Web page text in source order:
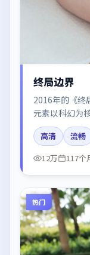
终局边界
2016年的《终
元素以科幻为
颖、白宇所饰
高清
流畅
12万
117个
热门